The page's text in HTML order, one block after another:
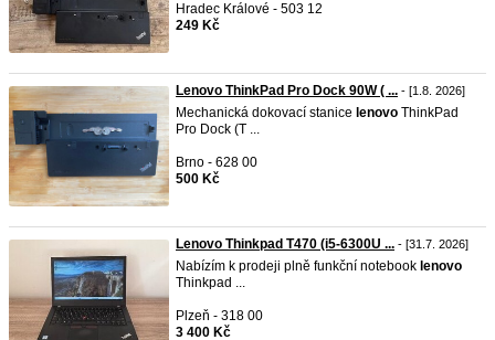
Hradec Králové - 503 12
249 Kč
Lenovo ThinkPad Pro Dock 90W ( ... - [1.8. 2026]
Mechanická dokovací stanice lenovo ThinkPad
Pro Dock (T ...
Brno - 628 00
500 Kč
Lenovo Thinkpad T470 (i5-6300U ... - [31.7. 2026]
Nabízím k prodeji plně funkční notebook lenovo
Thinkpad ...
Plzeň - 318 00
3 400 Kč